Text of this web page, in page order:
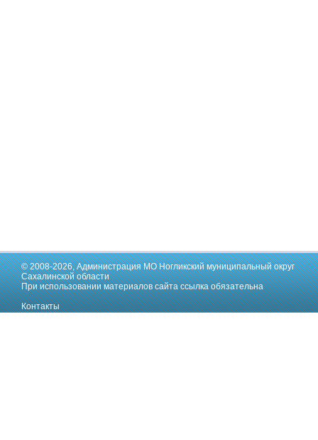
© 2008-2026,Администрация МО Ногликский муниципальный округ
Сахалинской области
При использовании материалов сайта ссылка обязательна
Контакты